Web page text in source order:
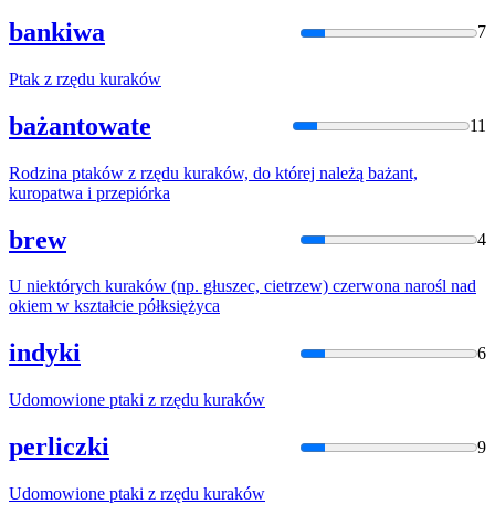
bankiwa 7
Ptak z rzędu kuraków
bażantowate 11
Rodzina ptaków z rzędu kuraków, do której należą bażant,
kuropatwa i przepiórka
brew 4
U niektórych kuraków (np. głuszec, cietrzew) czerwona narośl nad
okiem w kształcie półksiężyca
indyki 6
Udomowione ptaki z rzędu kuraków
perliczki 9
Udomowione ptaki z rzędu kuraków